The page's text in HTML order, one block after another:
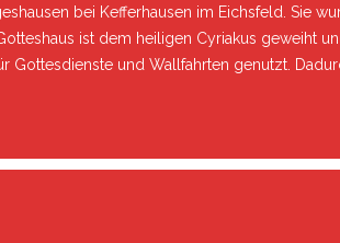
bei Kefferhausen im Eichsfeld. Sie
ist dem heiligen Cyriakus geweiht
Gottesdienste und Wallfahrten genutzt.